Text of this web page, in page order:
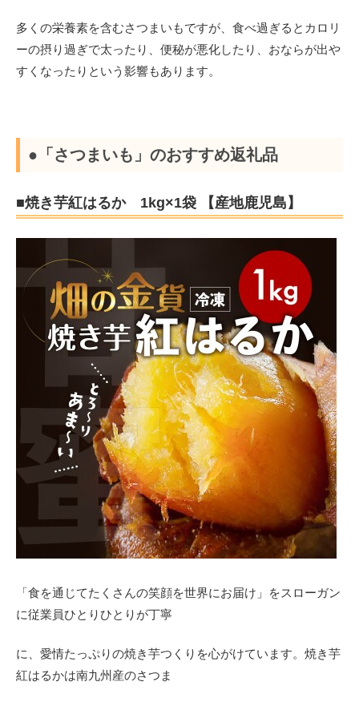
多くの栄養素を含むさつまいもですが、食べ過ぎるとカロリ
ーの摂り過ぎで太ったり、便秘が悪化したり、おならが出や
すくなったりという影響もあります。
●「さつまいも」のおすすめ返礼品
■焼き芋紅はるか 1kg×1袋 【産地鹿児島】
「食を通じてたくさんの笑顔を世界にお届け」をスローガン
に従業員ひとりひとりが丁寧
に、愛情たっぷりの焼き芋つくりを心がけています。焼き芋
紅はるかは南九州産のさつま